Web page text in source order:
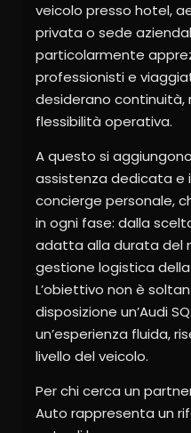
veicolo presso hotel,
privata o sede
particolarmente
professionisti e
desiderano continuità,
flessibilità operativa.
A questo si
assistenza dedicata e
concierge personale,
in ogni fase: dalla
adatta alla durata del
gestione logistica
L’obiettivo non è
disposizione un’Audi
un’esperienza fluida,
livello del veicolo.
Per chi cerca un
Auto rappresenta un